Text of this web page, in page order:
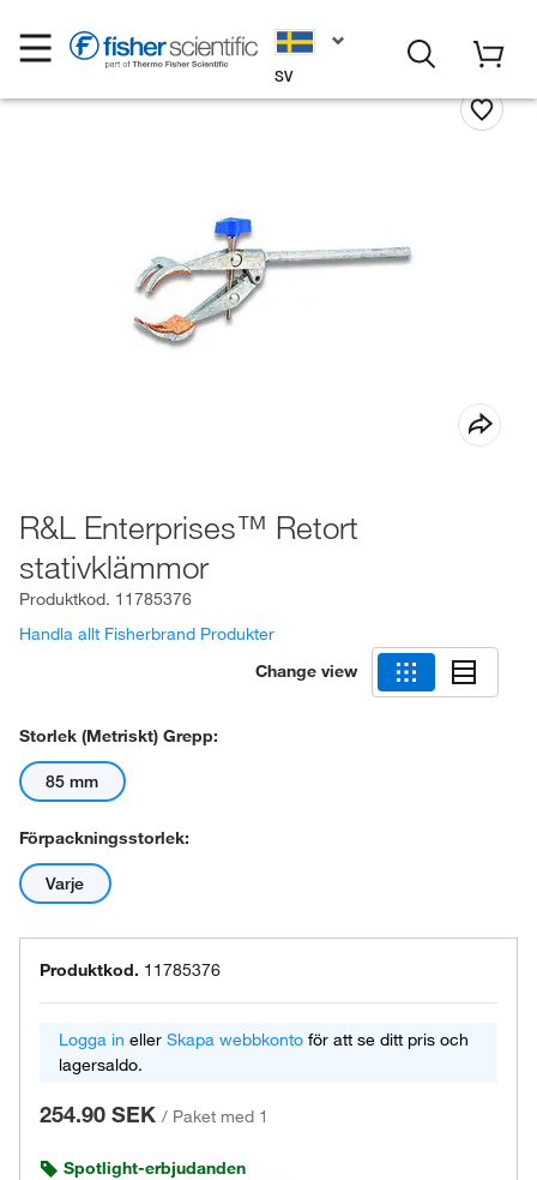
SV
R&L Enterprises™ Retort
stativklämmor
Produktkod. 11785376
Handla allt Fisherbrand Produkter
Change view
Storlek (metriskt) Grepp:
85 mm
Förpackningsstorlek:
Varje
Produktkod. 11785376
Logga in eller Skapa webbkonto för att se ditt pris och
lagersaldo.
254.90 SEK / Paket med 1
Spotlight-erbjudanden